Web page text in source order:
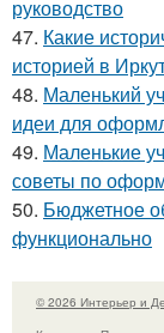
руководство
47. Какие
историей в
48. Маленький
идеи для
49. Маленькие
советы по
50. Бюджетное
функционально
© 2026 Интерьер и